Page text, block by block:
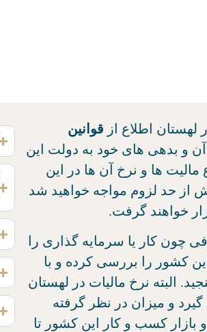
اطلاع از قوانین
و بدهی های خود به دولت این
ها و نرخ آن ها در این
از حد لزوم مواجه خواهید شد
خواهند گرفت.
چون کار یا سرمایه گذاری را
کشور را بررسی کرده و با
البته نرخ مالیات در لهستان
و میزان در نظر گرفته
بازار کسب و کار این کشور تا